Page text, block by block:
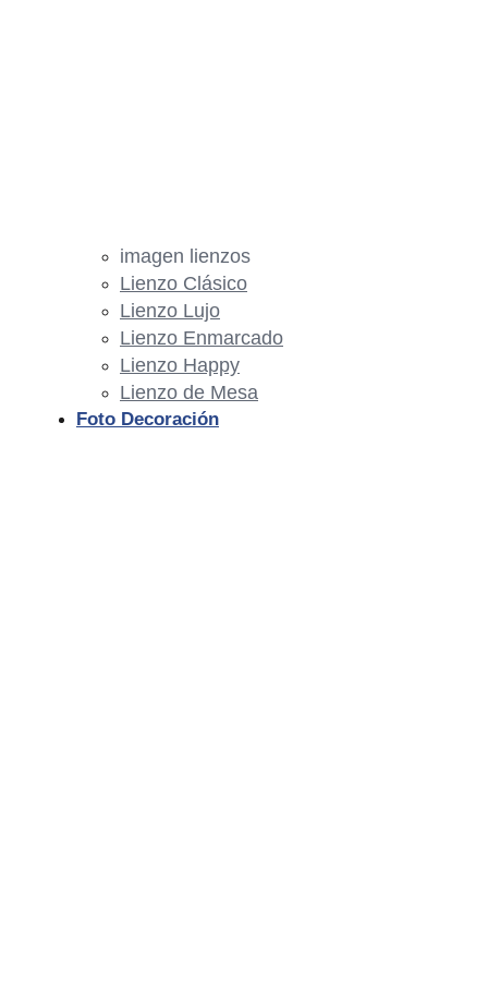
imagen lienzos
Lienzo Clásico
Lienzo Lujo
Lienzo Enmarcado
Lienzo Happy
Lienzo de Mesa
Foto Decoración